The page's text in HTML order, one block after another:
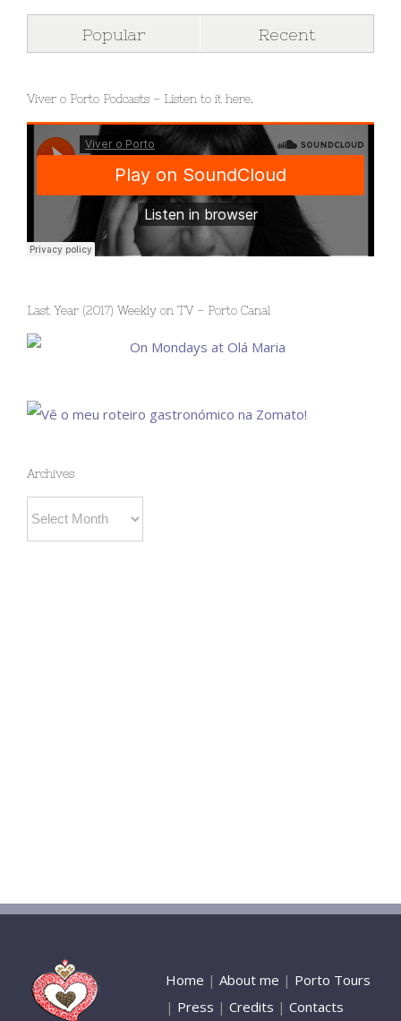
Popular Recent
Viver o Porto Podcasts – Listen to it here.
Last Year (2017) Weekly on TV – Porto Canal
Archives
Home | About me | Porto Tours
| Press | Credits | Contacts